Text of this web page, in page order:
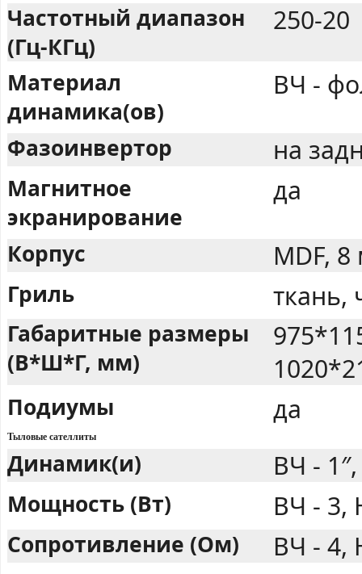
Частотный диапазон
(Гц-КГц)
250-20
Материал
динамика(ов)
ВЧ -
Фазоинвертор на
Магнитное
экранирование
да
Корпус MDF,
Гриль ткань,
Габаритные размеры
(В*Ш*Г, мм)
Подиумы да
Тыловые сателлиты
Динамик(и) ВЧ -
Мощность (Вт) ВЧ - 3,
Сопротивление (Ом) ВЧ - 4,